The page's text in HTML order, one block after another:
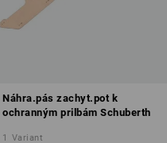
Náhra.pás zachyt.pot k
ochranným prilbám Schuberth
1 Variant